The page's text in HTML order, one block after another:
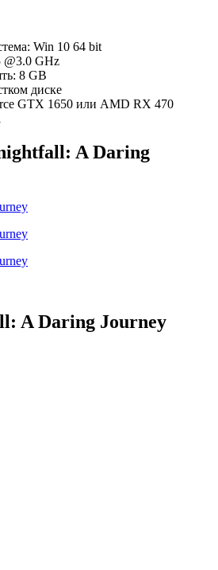
Win 10 64 bit
@3.0 GHz
8 GB
диске
GTX 1650 или AMD RX 470
A Daring
A Daring Journey